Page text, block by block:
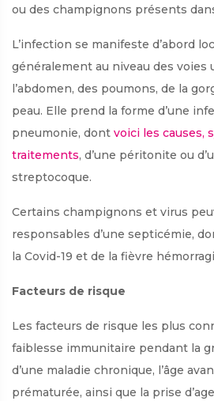
ou des champignons présents
L’infection se manifeste d’abord
généralement au niveau des voies
l’abdomen, des poumons, de la
peau. Elle prend la forme d’une
pneumonie, dont voici les causes,
traitements, d’une péritonite ou
streptocoque.
Certains champignons et virus
responsables d’une septicémie,
la Covid-19 et de la fièvre
Facteurs de risque
Les facteurs de risque les plus
faiblesse immunitaire pendant la
d’une maladie chronique, l’âge
prématurée, ainsi que la prise